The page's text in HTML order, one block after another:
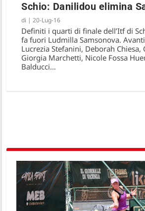
Schio: Danilidou elimina
di |20-Lug-16
Definiti i quarti di finale dell’Itf di
fa fuori Ludmilla Samsonova.
Lucrezia Stefanini, Deborah Chiesa,
Giorgia Marchetti, Nicole Fossa
Balducci…